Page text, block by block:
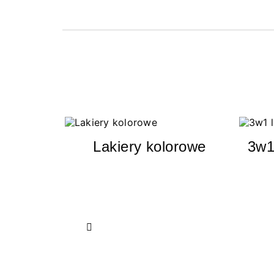
Lakiery kolorowe